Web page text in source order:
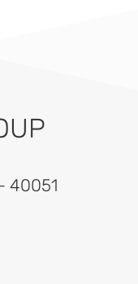
40051